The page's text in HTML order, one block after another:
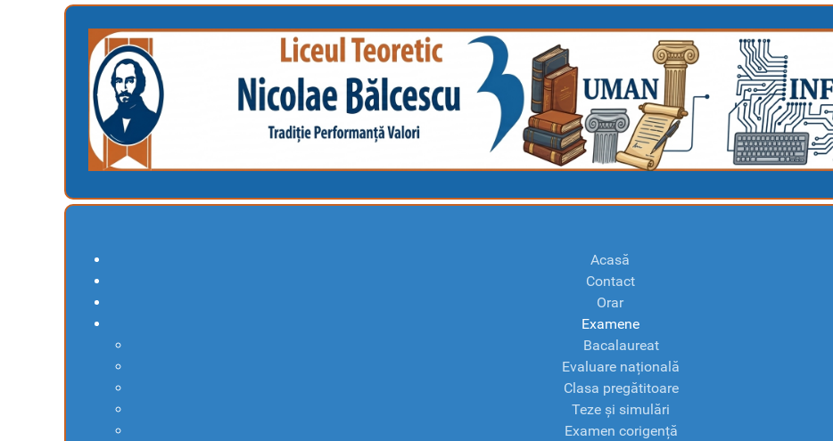
Acasă
Contact
Orar
Examene
Bacalaureat
Evaluare națională
Clasa pregătitoare
Teze și simulări
Examen corigență